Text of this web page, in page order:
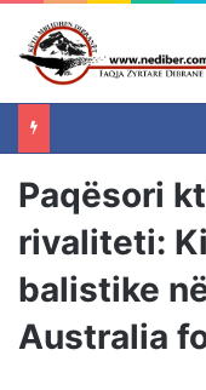
Paqësori
rivaliteti:
balistike
Australia